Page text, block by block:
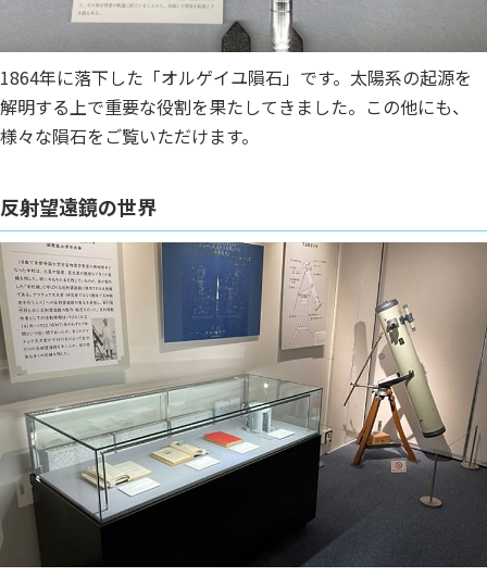
1864年に落下した「オルゲイユ隕石」です。太陽系の起源を
解明する上で重要な役割を果たしてきました。この他にも、
様々な隕石をご覧いただけます。
反射望遠鏡の世界